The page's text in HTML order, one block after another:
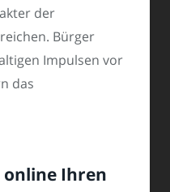
der
Bürger
Impulsen vor
das
online Ihren